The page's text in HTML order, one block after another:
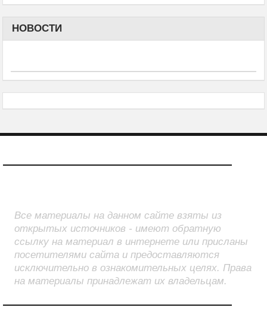
НОВОСТИ
Все материалы на данном сайте взяты из
открытых источников - имеют обратную
ссылку на материал в интернете или присланы
посетителями сайта и предоставляются
исключительно в ознакомительных целях. Права
на материалы принадлежат их владельцам.